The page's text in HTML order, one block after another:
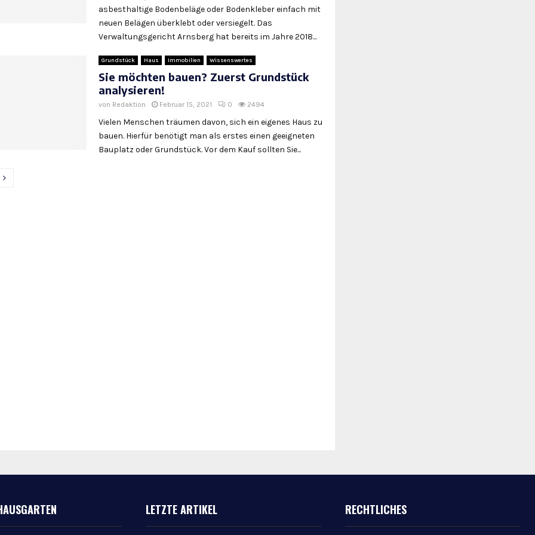
asbesthaltige Bodenbeläge oder Bodenkleber einfach mit
neuen Belägen überklebt oder versiegelt. Das
Verwaltungsgericht Arnsberg hat bereits im Jahre 2018...
Grundstück Haus Immobilien Wissenswertes
Sie möchten bauen? Zuerst Grundstück
analysieren!
von Redaktion Februar 15, 2021 0 2494
Vielen Menschen träumen davon, sich ein eigenes Haus zu
bauen. Hierfür benötigt man als erstes einen geeigneten
Bauplatz oder Grundstück. Vor dem Kauf sollten Sie...
LETZTE ARTIKEL RECHTLICHES